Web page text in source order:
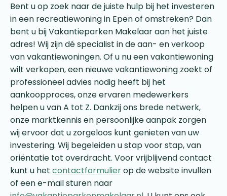
Bent u op zoek naar de juiste hulp bij het investeren
in een recreatiewoning in Epen of omstreken? Dan
bent u bij Vakantieparken Makelaar aan het juiste
adres! Wij zijn dé specialist in de aan- en verkoop
van vakantiewoningen. Of u nu een vakantiewoning
wilt verkopen, een nieuwe vakantiewoning zoekt of
professioneel advies nodig heeft bij het
aankoopproces, onze ervaren medewerkers
helpen u van A tot Z. Dankzij ons brede netwerk,
onze marktkennis en persoonlijke aanpak zorgen
wij ervoor dat u zorgeloos kunt genieten van uw
investering. Wij begeleiden u stap voor stap, van
oriëntatie tot overdracht. Voor vrijblijvend contact
kunt u het contactformulierop de website invullen
of een e-mail sturen naar